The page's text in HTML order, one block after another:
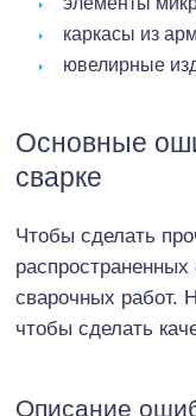
каркасы из
ювелирные
Основные
сварке
Чтобы сделать
сварочных работ.
чтобы сделать
Описание